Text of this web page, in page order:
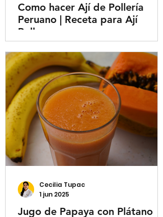
Como hacer Ají de Pollería
Peruano | Receta para Ají
Pollero
Jugo de Papaya con Plátano
Cecilia Tupac
1 jun 2025